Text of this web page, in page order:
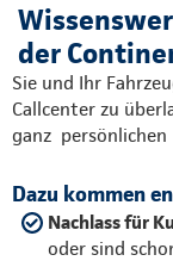
der
Sie und Ihr
Callcenter zu
ganz
Dazu kommen
Nachlass für
oder sind